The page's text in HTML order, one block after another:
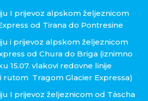
I prijevoz alpskom željeznicom
od Tirana do Pontresine
i prijevoz alpskom željeznicom
od Chura do Briga (iznimno
15.07. vlakovi redovne linije
rutom Tragom Glacier Expressa)
I prijevoz željeznicom od Täscha